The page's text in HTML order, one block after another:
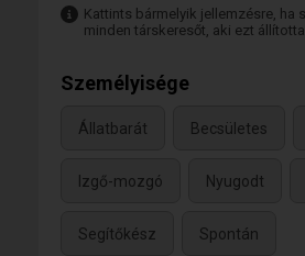
Kattints bármelyik jellemzésre, ha
minden társkeresőt, aki ezt
Személyisége
Állatbarát Becsületes
Izgő-mozgó Nyugodt
Segítőkész Spontán